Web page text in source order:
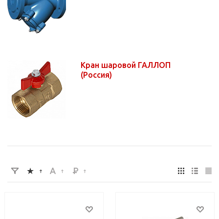
Кран шаровой ГАЛЛОП
(Россия)